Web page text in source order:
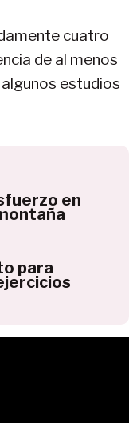
cuatro
de al menos
estudios
en
para